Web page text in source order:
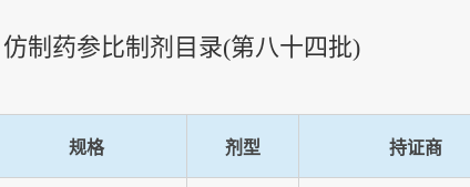
仿制药参比制剂目录(第八十四批)
规格 剂型 持证商